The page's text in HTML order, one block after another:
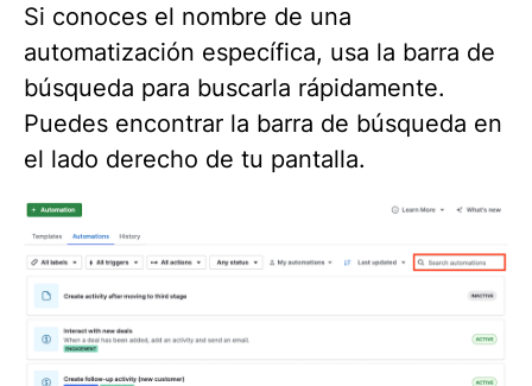
Si conoces el nombre de una
automatización específica, usa la barra de
búsqueda para buscarla rápidamente.
Puedes encontrar la barra de búsqueda en
el lado derecho de tu pantalla.